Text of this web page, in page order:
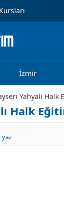
İzmir
Yahyalı Halk
Halk
yaz